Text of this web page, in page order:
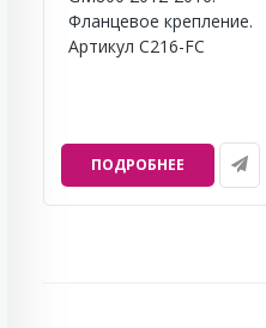
Фланцевое крепление.
Артикул C216-FC
ПОДРОБНЕЕ